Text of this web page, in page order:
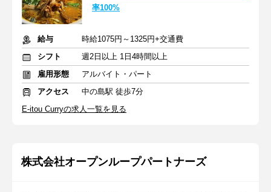
率100%
給与
時給1075円～1325円+交通費
シフト
週2日以上 1日4時間以上
雇用形態
アルバイト・パート
アクセス
中の島駅 徒歩7分
E-itou Curryの求人一覧を見る
株式会社オープンループパートナーズ